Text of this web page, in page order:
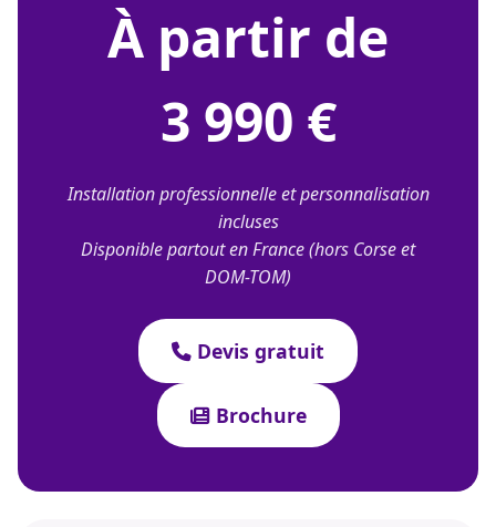
À partir de
3 990 €
Installation professionnelle et personnalisation
incluses
Disponible partout en France (hors Corse et
DOM-TOM)
Devis gratuit
Brochure